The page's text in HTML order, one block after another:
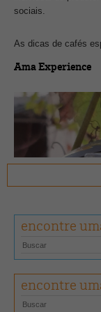
sociais.
As dicas de cafés
Ama Experience
encontre
encontre